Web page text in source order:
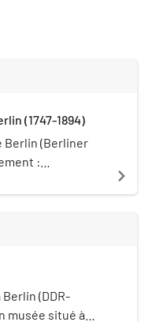
(1747-1894)
Berlin (Berliner
:
Église castrale,
protestante
sur l'île de
à deux pas
été édifiée en
navigate_next
Berlin (DDR-
musée situé à